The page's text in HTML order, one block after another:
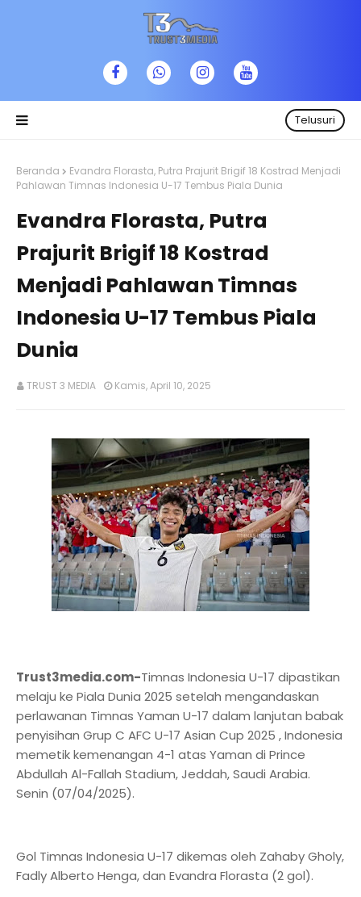
Telusuri
Beranda
Evandra Florasta, Putra Prajurit Brigif 18 Kostrad Menjadi
Pahlawan Timnas Indonesia U-17 Tembus Piala Dunia
Evandra Florasta, Putra
Prajurit Brigif 18 Kostrad
Menjadi Pahlawan Timnas
Indonesia U-17 Tembus Piala
Dunia
TRUST 3 MEDIA Kamis, April 10, 2025
Trust3media.com-Timnas Indonesia U-17 dipastikan
melaju ke Piala Dunia 2025 setelah mengandaskan
perlawanan Timnas Yaman U-17 dalam lanjutan babak
penyisihan Grup C AFC U-17 Asian Cup 2025 , Indonesia
memetik kemenangan 4-1 atas Yaman di Prince
Abdullah Al-Fallah Stadium, Jeddah, Saudi Arabia.
Senin (07/04/2025).
Gol Timnas Indonesia U-17 dikemas oleh Zahaby Gholy,
Fadly Alberto Henga, dan Evandra Florasta (2 gol).